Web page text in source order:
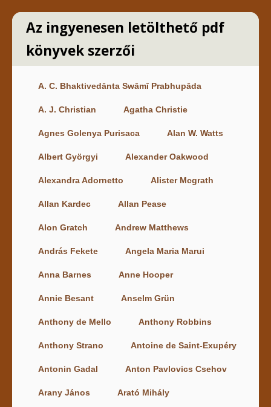
Az ingyenesen letölthető pdf
könyvek szerzői
A. C. Bhaktivedānta Swāmī Prabhupāda
A. J. Christian Agatha Christie
Agnes Golenya Purisaca Alan W. Watts
Albert Györgyi Alexander Oakwood
Alexandra Adornetto Alister Mcgrath
Allan Kardec Allan Pease
Alon Gratch Andrew Matthews
András Fekete Angela Maria Marui
Anna Barnes Anne Hooper
Annie Besant Anselm Grün
Anthony de Mello Anthony Robbins
Anthony Strano Antoine de Saint-Exupéry
Antonin Gadal Anton Pavlovics Csehov
Arany János Arató Mihály